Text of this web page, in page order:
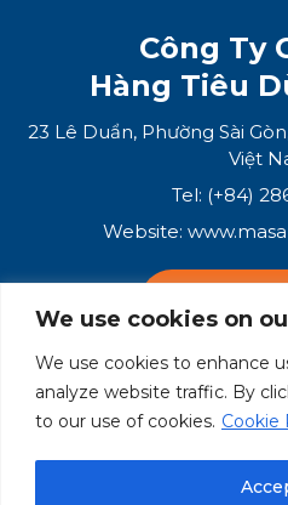
We use cookies on
We use cookies to enhance
analyze website traffic. By
to our use of cookies. Cookie
Công Ty
Hàng Tiêu
23 Lê Duẩn, Phường Sài
Việt
Tel: (+84)
Website:
Hệ Sinh
Masan